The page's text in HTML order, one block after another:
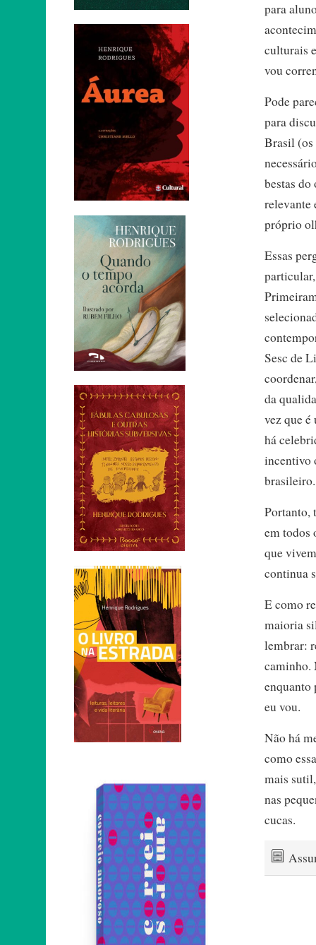
para
culturais
vou
Pode
para
Brasil (os
bestas
relevante
próprio
Essas
Sesc de
da
vez que
há
incentivo
brasileiro.
Portanto,
em todos
que
continua
E como
maioria
lembrar:
caminho.
enquanto
eu vou.
Não há
como
mais
nas
cucas.